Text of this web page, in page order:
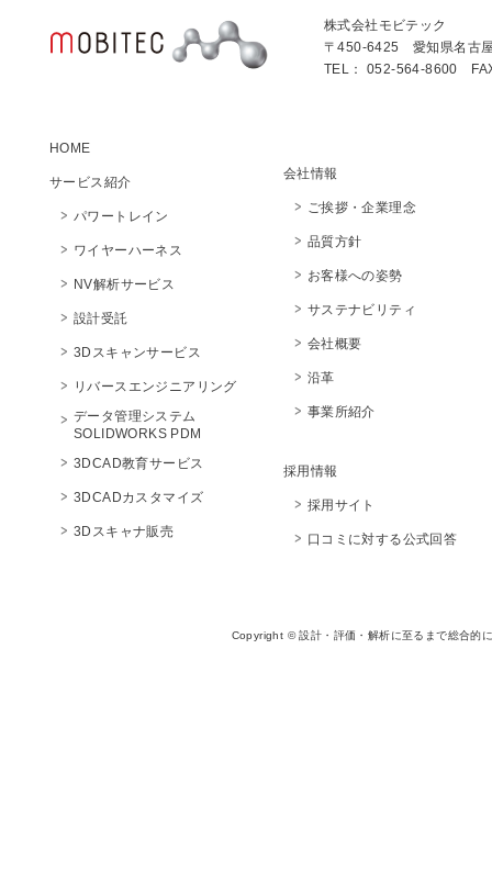
株式会社モビテック
〒450-6425 愛知県名古
TEL： 052-564-8600
HOME
サービス紹介
パワートレイン
ワイヤーハーネス
NV解析サービス
設計受託
3Dスキャンサービス
リバースエンジニアリング
データ管理システム
SOLIDWORKS PDM
3DCAD教育サービス
3DCADカスタマイズ
3Dスキャナ販売
会社情報
ご挨拶・企業理念
品質方針
お客様への姿勢
サステナビリティ
会社概要
沿革
事業所紹介
採用情報
採用サイト
口コミに対する公式回答
Copyright © 設計・評価・解析に至るまで総合的